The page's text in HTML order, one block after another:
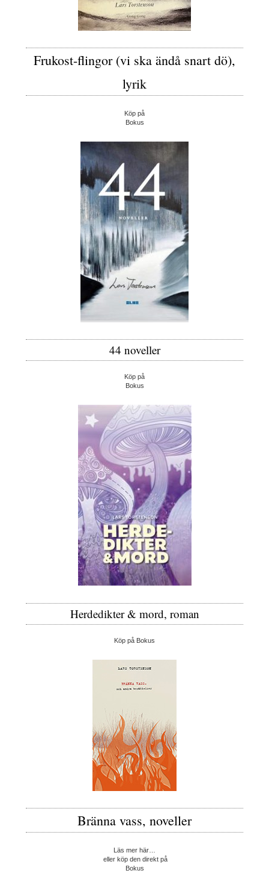
Frukost-flingor (vi ska ändå snart dö),
lyrik
Köp på
Bokus
44 noveller
Köp på
Bokus
Herdedikter & mord, roman
Köp på Bokus
Bränna vass, noveller
Läs mer här…
eller köp den direkt på
Bokus